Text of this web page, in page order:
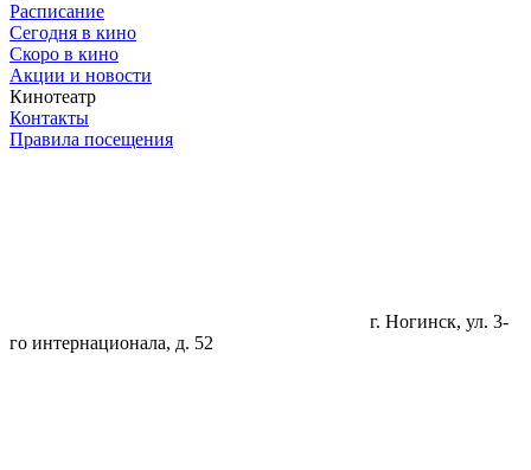
Расписание
Сегодня в кино
Скоро в кино
Акции и новости
Кинотеатр
Контакты
Правила посещения
г. Ногинск, ул. 3-
го интернационала, д. 52